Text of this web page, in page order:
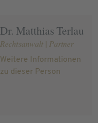
Dr. Matthias Terlau
Rechtsanwalt | Partner
Weitere Informationen
zu dieser Person